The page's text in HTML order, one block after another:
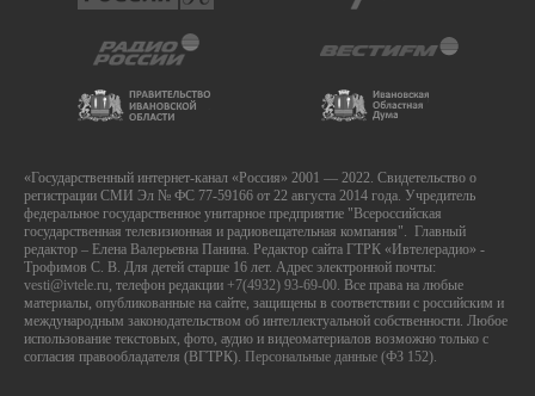
«Государственный интернет-канал «Россия» 2001 — 2022. Свидетельство о
регистрации СМИ Эл № ФС 77-59166 от 22 августа 2014 года. Учредитель
федеральное государственное унитарное предприятие "Всероссийская
государственная телевизионная и радиовещательная компания". Главный
редактор – Елена Валерьевна Панина. Редактор сайта ГТРК «Ивтелерадио» -
Трофимов С. В. Для детей старше 16 лет. Адрес электронной почты:
vesti@ivtele.ru , телефон редакции +7(4932) 93-69-00 . Все права на любые
материалы, опубликованные на сайте, защищены в соответствии с российским и
международным законодательством об интеллектуальной собственности. Любое
использование текстовых, фото, аудио и видеоматериалов возможно только с
согласия правообладателя (ВГТРК). Персональные данные (ФЗ 152).